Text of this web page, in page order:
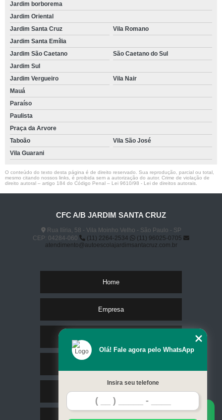
Jardim borborema
Jardim Oriental
Jardim Santa Cruz
Vila Romano
Jardim Santa Emília
Jardim São Caetano
São Caetano do Sul
Jardim Sul
Jardim Vergueiro
Vila Nair
Mauá
Paraíso
Paulista
Praça da Arvore
Taboão
Vila São José
Vila Guarani
O conteúdo do texto desta página é de direito reservado. Sua reprodução, parcial ou total,
mesmo citando nossos links, é proibida sem a autorização do autor. Crime de violação de
direito autoral – artigo 184 do Código Penal – Lei 9610/98 - Lei de direitos autorais
CFC A/B JARDIM SANTA CRUZ
Rua Ilíria, 58 - Vila Moinho Velho - São Paulo - SP
CEP: 04284-060
(11) 2264-2534
(11) 96025-0705
atendimento@autoescolajardimsantacruz.com.br
Home
Empresa
Contato
Olá! Fale agora pelo WhatsApp
Insira seu telefone